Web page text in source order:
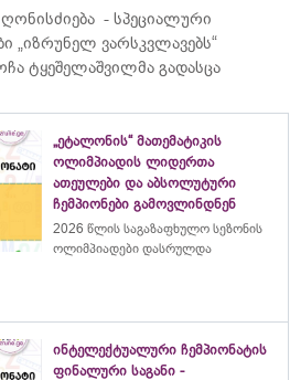
ღონისძიება - სპეციალური
„იზრუნელ ვარსკვლავებს“
ტყეშელაშვილმა გადასცა
„ეტალონის“ მათემატიკის
ოლიმპიადის ლიდერთა
ათეულები და აბსოლუტური
ჩემპიონები გამოვლინდნენ
2026 წლის საგაზაფხულო სეზონის
ოლიმპიადები დასრულდა
ინტელექტუალური ჩემპიონატის
ფინალური საგანი -